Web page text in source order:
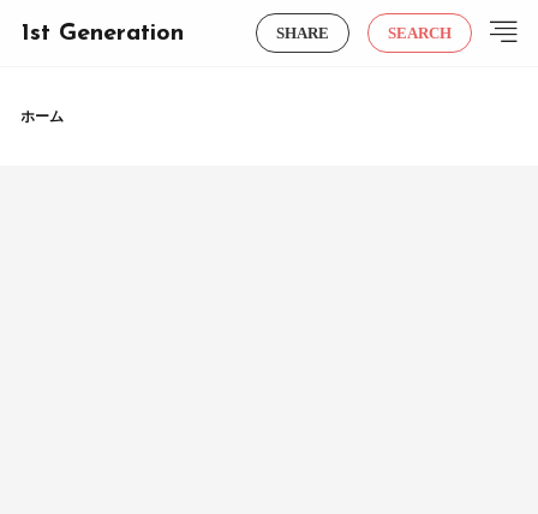
1st Generation SHARE SEARCH
ホーム